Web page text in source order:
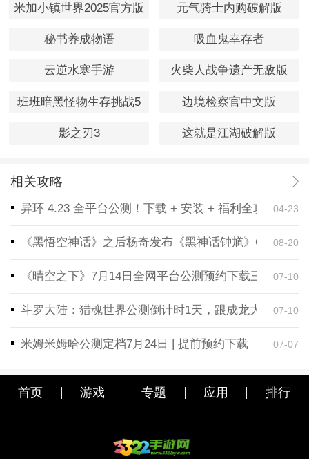
米加小镇世界2025官方版 元气骑士内购破解版
秘书养成物语 吸血鬼幸存者
云逆水寒手游 火柴人战争遗产无敌版
班班暗黑怪物生存挑战5 边境检察官中文版
影之刃3 这就是江湖破解版
相关攻略
异环 4.23 全平台公测！下载 + 安装 + 福利全攻略，一
04-23
《黑悟空神话》之后杨奇发布《黑神话钟馗》CG！预
08-20
《晴空之下》7月14日全网平台公测预约下载三端同步
07-10
斗罗大陆：猎魂世界公测倒计时1天，跟成龙大哥一起
07-10
米姆米姆哈公测定档7月24日 | 提前预约下载 07-07
首页 游戏 专题 应用 排行